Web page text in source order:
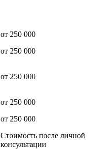
от 250 000
от 250 000
от 250 000
от 250 000
от 250 000
Cтоимость после личной
консультации